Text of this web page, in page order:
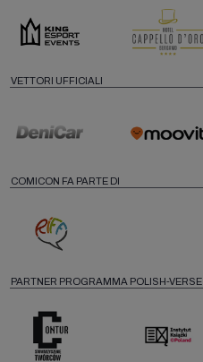
VETTORI UFFICIALI
COMICON FA PARTE DI
PARTNER PROGRAMMA POLISH-VERSE